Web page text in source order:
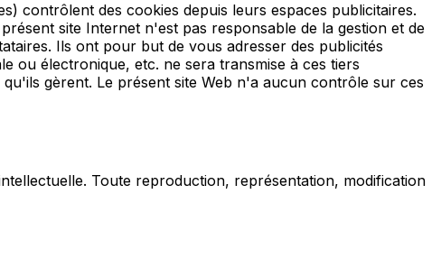
contrôlent des cookies depuis leurs espaces publicitaires.
site Internet n'est pas responsable de la gestion et de
Ils ont pour but de vous adresser des publicités
ou électronique, etc. ne sera transmise à ces tiers
gèrent. Le présent site Web n'a aucun contrôle sur ces
Toute reproduction, représentation, modification